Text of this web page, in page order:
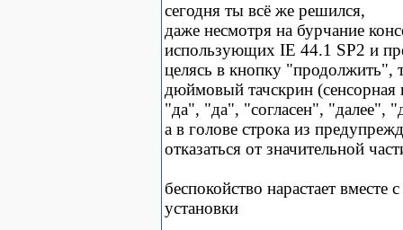
сегодня ты всё же решился,
даже несмотря на бурчание
использующих IE 44.1 SP2 и
целясь в кнопку "продолжить",
дюймовый тачскрин (сенсорная
"да", "да", "согласен", "далее",
а в голове строка из
отказаться от значительной
беспокойство нарастает
установки